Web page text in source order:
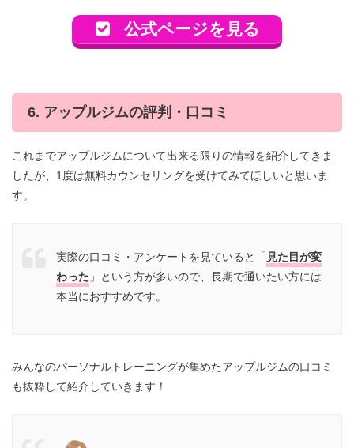
公式ページを見る
6. アップルジムの評判・口コミ
これまでアップルジムについて出来る限りの情報を紹介してきま
したが、1度は無料カウンセリングを受けてみてほしいと思いま
す。
実際の口コミ・アンケートを見ていると「 見た目が変
わった 」という方が多いので、長期で通いたい方には
本当におすすめです。
みんなのパーソナルトレーニングが集めたアップルジムの口コミ
も抜粋して紹介していきます！